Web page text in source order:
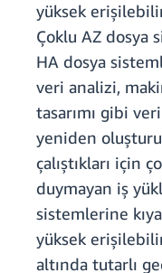
yüksek
Çoklu AZ dosya
HA dosya
veri analizi,
tasarımı gibi
yeniden
çalıştıkları için
duymayan iş
sistemlerine
yüksek
altında tutarlı